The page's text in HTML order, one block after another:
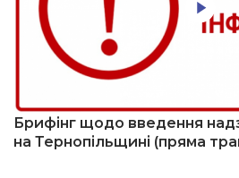
Брифінг щодо введення
на Тернопільщині (пряма